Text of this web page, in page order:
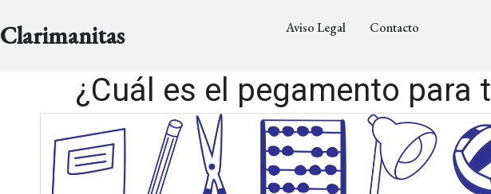
Clarimanitas Aviso Legal Contacto
¿Cuál es el pegamento para